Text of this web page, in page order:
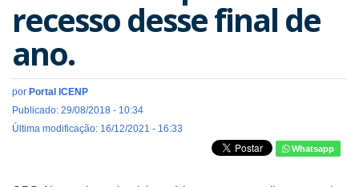
recesso desse final de
ano.
por Portal ICENP
Publicado: 29/08/2018 - 10:34
Última modificação: 16/12/2021 - 16:33
Whatsapp